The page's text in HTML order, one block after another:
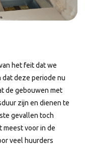
het feit dat we
dat deze periode nu
de gebouwen met
zijn en dienen te
gevallen toch
meest voor in de
veel huurders